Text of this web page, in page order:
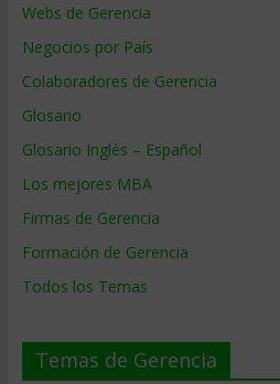
Webs de Gerencia
Negocios por País
Colaboradores de Gerencia
Glosario
Glosario Inglés – Español
Los mejores MBA
Firmas de Gerencia
Formación de Gerencia
Todos los Temas
Temas de Gerencia